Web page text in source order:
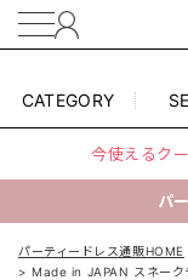
CATEGORY
今使えるク
パ
パーティードレス通販HOME
Made in JAPAN スネーク